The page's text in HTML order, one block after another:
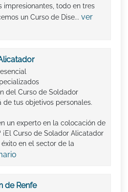
impresionantes, todo en tres
un Curso de Dise... ver
del Curso de Soldador
tus objetivos personales.
un experto en la colocación de
Curso de Solador Alicatador
en el sector de la
de Renfe